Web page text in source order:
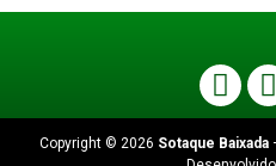
Copyright © 2026 Sotaque Baixada